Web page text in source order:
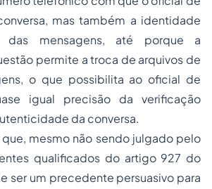
mas também a identidade
das mensagens, até porque a
permite a troca de arquivos de
o que possibilita ao oficial de
igual precisão da verificação
da conversa.
mesmo não sendo julgado pelo
qualificados do artigo 927 do
ser um precedente persuasivo para